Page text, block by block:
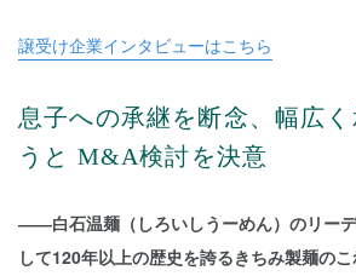
譲受け企業インタビューはこちら
息子への承継を断念、幅広
うと M&A検討を決意
――白石温麺（しろいしうーめん）のリー
して120年以上の歴史を誇るきちみ製麺の